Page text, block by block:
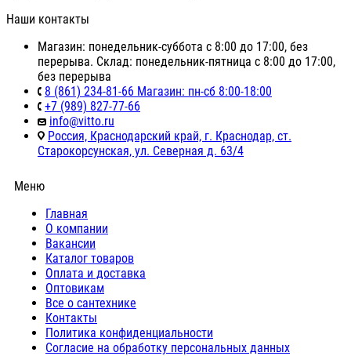
Наши контакты
Магазин: понедельник-суббота с 8:00 до 17:00, без
перерыва. Склад: понедельник-пятница с 8:00 до 17:00,
без перерыва
8 (861) 234-81-66 Магазин: пн-сб 8:00-18:00
+7 (989) 827-77-66
info@vitto.ru
Россия, Краснодарский край, г. Краснодар, ст.
Старокорсунская, ул. Северная д. 63/4
Меню
Главная
О компании
Вакансии
Каталог товаров
Оплата и доставка
Оптовикам
Все о сантехнике
Контакты
Политика конфиденциальности
Согласие на обработку персональных данных